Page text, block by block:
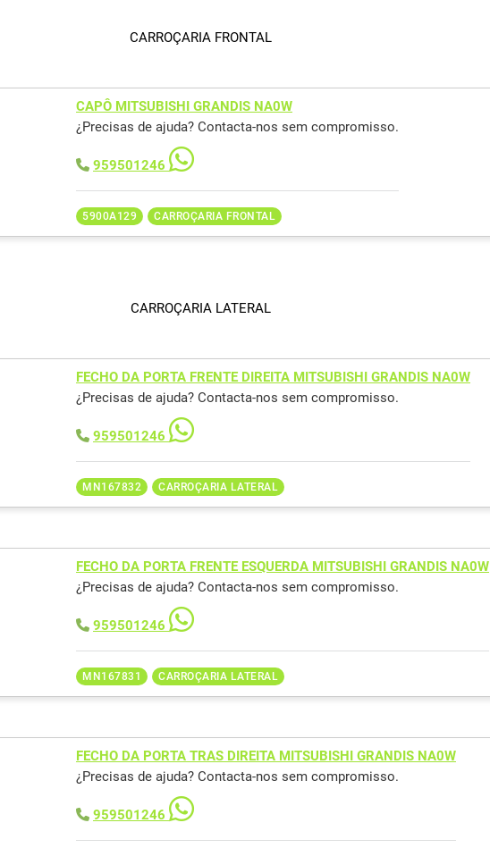
CARROÇARIA FRONTAL
CAPÔ MITSUBISHI GRANDIS NA0W
¿Precisas de ajuda? Contacta-nos sem compromisso.
959501246
5900A129 CARROÇARIA FRONTAL
CARROÇARIA LATERAL
FECHO DA PORTA FRENTE DIREITA MITSUBISHI GRANDIS NA0W
¿Precisas de ajuda? Contacta-nos sem compromisso.
959501246
MN167832 CARROÇARIA LATERAL
FECHO DA PORTA FRENTE ESQUERDA MITSUBISHI GRANDIS NA0W
¿Precisas de ajuda? Contacta-nos sem compromisso.
959501246
MN167831 CARROÇARIA LATERAL
FECHO DA PORTA TRAS DIREITA MITSUBISHI GRANDIS NA0W
¿Precisas de ajuda? Contacta-nos sem compromisso.
959501246